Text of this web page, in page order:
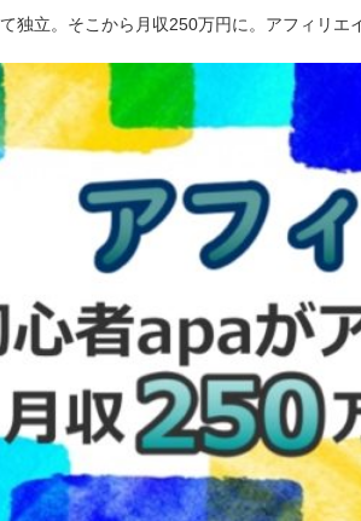
独立。そこから月収250万円に。アフィリエ